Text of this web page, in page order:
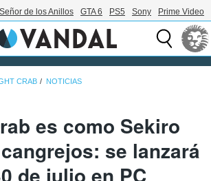
de los Anillos GTA 6 PS5 Sony Prime Video
CRAB NOTICIAS
es como Sekiro
se lanzará
de julio en PC